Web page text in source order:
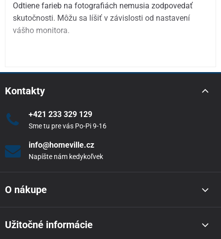
Odtiene farieb na fotografiách nemusia zodpovedať
skutočnosti. Môžu sa líšiť v závislosti od nastavení
vášho monitora.
Kontakty
+421 233 329 129
Sme tu pre vás Po-Pi 9-16
info@homeville.cz
Napíšte nám kedykoľvek
O nákupe
Užitočné informácie